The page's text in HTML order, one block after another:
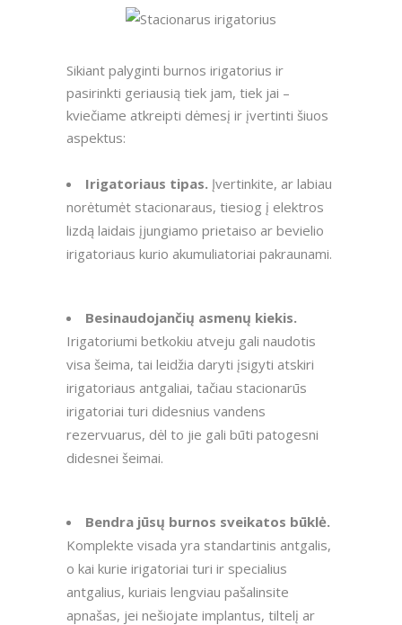
Sikiant palyginti burnos irigatorius ir
pasirinkti geriausią tiek jam, tiek jai –
kviečiame atkreipti dėmesį ir įvertinti šiuos
aspektus:
Irigatoriaus tipas. Įvertinkite, ar labiau
norėtumėt stacionaraus, tiesiog į elektros
lizdą laidais įjungiamo prietaiso ar bevielio
irigatoriaus kurio akumuliatoriai pakraunami.
Besinaudojančių asmenų kiekis.
Irigatoriumi betkokiu atveju gali naudotis
visa šeima, tai leidžia daryti įsigyti atskiri
irigatoriaus antgaliai, tačiau stacionarūs
irigatoriai turi didesnius vandens
rezervuarus, dėl to jie gali būti patogesni
didesnei šeimai.
Bendra jūsų burnos sveikatos būklė.
Komplekte visada yra standartinis antgalis,
o kai kurie irigatoriai turi ir specialius
antgalius, kuriais lengviau pašalinsite
apnašas, jei nešiojate implantus, tiltelį ar